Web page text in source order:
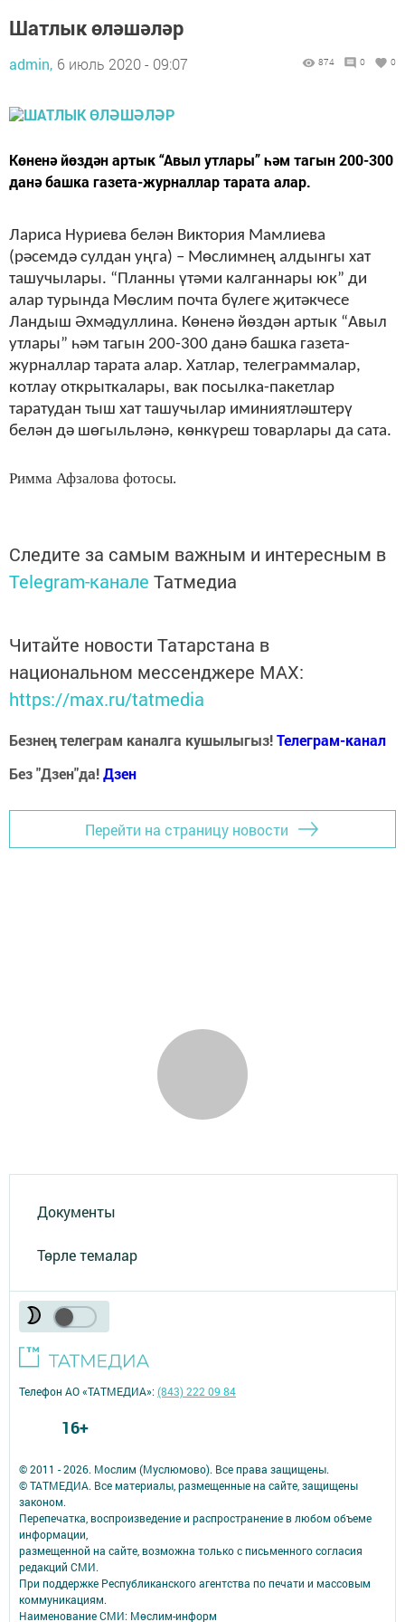
Шатлык өләшәләр
admin, 6 июль 2020 - 09:07 874 0 0
Көненә йөздән артык “Авыл утлары” һәм тагын 200-300
данә башка газета-журналлар тарата алар.
Лариса Нуриева белән Виктория Мамлиева
(рәсемдә сулдан уңга) – Мөслимнең алдынгы хат
ташучылары. “Планны үтәми калганнары юк” ди
алар турында Мөслим почта бүлеге җитәкчесе
Ландыш Әхмәдуллина. Көненә йөздән артык “Авыл
утлары” һәм тагын 200-300 данә башка газета-
журналлар тарата алар. Хатлар, телеграммалар,
котлау открыткалары, вак посылка-пакетлар
таратудан тыш хат ташучылар иминиятләштерү
белән дә шөгыльләнә, көнкүреш товарлары да сата.
Римма Афзалова фотосы.
Следите за самым важным и интересным в
Telegram-канале Татмедиа
Читайте новости Татарстана в
национальном мессенджере MАХ:
https://max.ru/tatmedia
Безнең телеграм каналга кушылыгыз!Телеграм-канал
Без "Дзен"да!Дзен
Перейти на страницу новости
Документы
Төрле темалар
© 2011 - 2026. Мослим (Муслюмово). Все права защищены.
© ТАТМЕДИА. Все материалы, размещенные на сайте, защищены
законом.
Перепечатка, воспроизведение и распространение в любом объеме
информации,
размещенной на сайте, возможна только с письменного согласия
редакций СМИ.
При поддержке Республиканского агентства по печати и массовым
коммуникациям.
Наименование СМИ: Мөслим-информ
Телефон АО «ТАТМЕДИА»:(843) 222 09 84
16+